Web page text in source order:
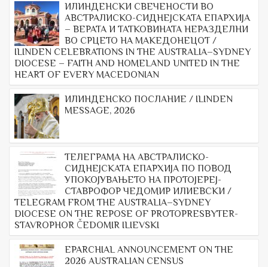
ИЛИНДЕНСКИ СВЕЧЕНОСТИ ВО
АВСТРАЛИСКО-СИДНЕЈСКАТА ЕПАРХИЈА
– ВЕРАТА И ТАТКОВИНАТА НЕРАЗДЕЛНИ
ВО СРЦЕТО НА МАКЕДОНЕЦОТ /
ILINDEN CELEBRATIONS IN THE AUSTRALIA–SYDNEY
DIOCESE – FAITH AND HOMELAND UNITED IN THE
HEART OF EVERY MACEDONIAN
ИЛИНДЕНСКО ПОСЛАНИЕ / ILINDEN
MESSAGE, 2026
ТЕЛЕГРАМА НА АВСТРАЛИСКО-
СИДНЕЈСКАТА ЕПАРХИЈА ПО ПОВОД
УПОКОЈУВАЊЕТО НА ПРОТОЈЕРЕЈ-
СТАВРОФОР ЧЕДОМИР ИЛИЕВСКИ /
TELEGRAM FROM THE AUSTRALIA–SYDNEY
DIOCESE ON THE REPOSE OF PROTOPRESBYTER-
STAVROPHOR ČEDOMIR ILIEVSKI
EPARCHIAL ANNOUNCEMENT ON THE
2026 AUSTRALIAN CENSUS